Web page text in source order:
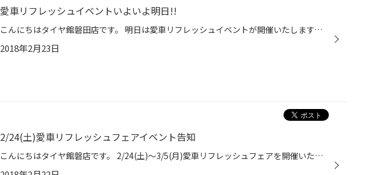
愛車リフレッシュイベントいよいよ明日!!
こんにちはタイヤ館磐田店です。 明日は愛車リフレッシュイベントが開催いたします。 2/24(土)～3/5(月)の９日間までの特別営業です! メンテナンス用品は全商品通常価格の20％引き! ぜひこの機会にご来店下さい!
2018年2月23日
2/24(土)愛車リフレッシュフェアイベント告知
こんにちはタイヤ館磐店です。 2/24(土)～3/5(月)愛車リフレッシュフェアを開催いたします。 無料で安全点検はもちろんすべてのメンテナンス商品が２０％引きになっております！ この機会に是非タイヤ館磐田店にご来店してみてはいかがですか？